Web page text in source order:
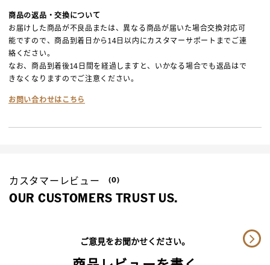
商品の返品・交換について
お届けした商品が不良品または、異なる商品が届いた場合交換対応可
能ですので、商品到着日から14日以内にカスタマーサポートまでご連
絡ください。
なお、商品到着後14日間を経過しますと、いかなる場合でも返品はで
きなくなりますのでご注意ください。
お問い合わせはこちら
カスタマーレビュー (0)
OUR CUSTOMERS TRUST US.
ご意見をお聞かせください。